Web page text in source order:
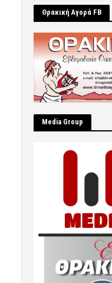
Θρακική Αγορά FB
Μedia Group